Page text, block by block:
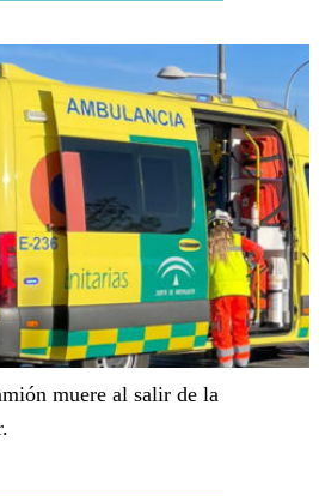
muere al salir de la